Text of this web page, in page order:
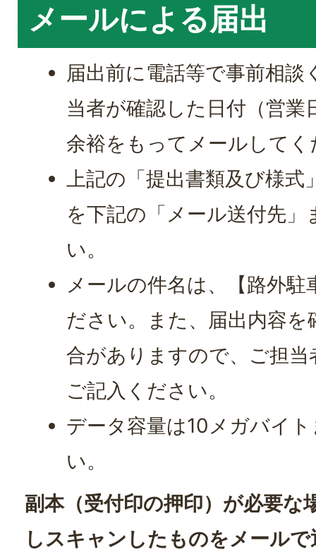
メールによる届出
届出前に電話等で事前相
当者が確認した日付（営
余裕をもってメールしてく
上記の「提出書類及び様式
を下記の「メール送付先
い。
メールの件名は、【路外
ださい。また、届出内容
合がありますので、ご担
ご記入ください。
データ容量は10メガバイ
い。
副本（受付印の押印）が必要な
しスキャンしたものをメール